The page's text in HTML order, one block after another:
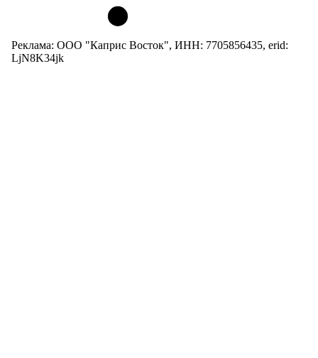
Реклама: ООО "Каприс Восток", ИНН: 7705856435, erid:
LjN8K34jk